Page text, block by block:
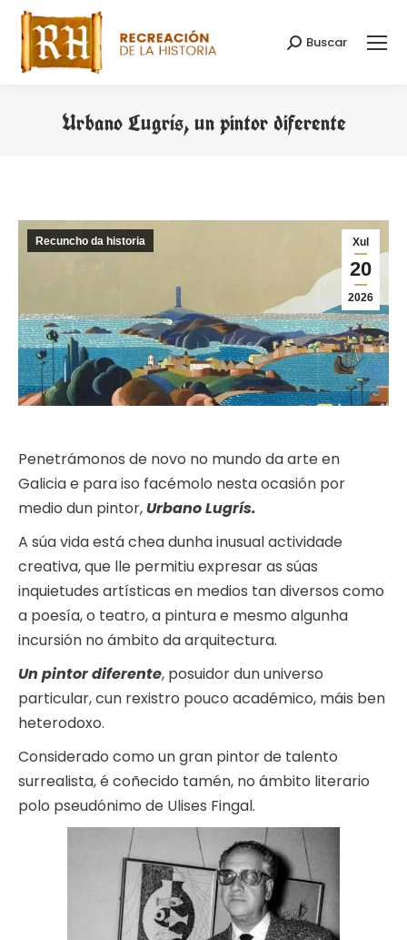
Search:
Buscar
Urbano Lugrís, un pintor diferente
Xul
20
2026
Recuncho da historia
Penetrámonos de novo no mundo da arte en
Galicia e para iso facémolo nesta ocasión por
medio dun pintor,Urbano Lugrís.
A súa vida está chea dunha inusual actividade
creativa, que lle permitiu expresar as súas
inquietudes artísticas en medios tan diversos como
a poesía, o teatro, a pintura e mesmo algunha
incursión no ámbito da arquitectura.
Un pintor diferente, posuidor dun universo
particular, cun rexistro pouco académico, máis ben
heterodoxo.
Considerado como un gran pintor de talento
surrealista, é coñecido tamén, no ámbito literario
polo pseudónimo de Ulises Fingal.